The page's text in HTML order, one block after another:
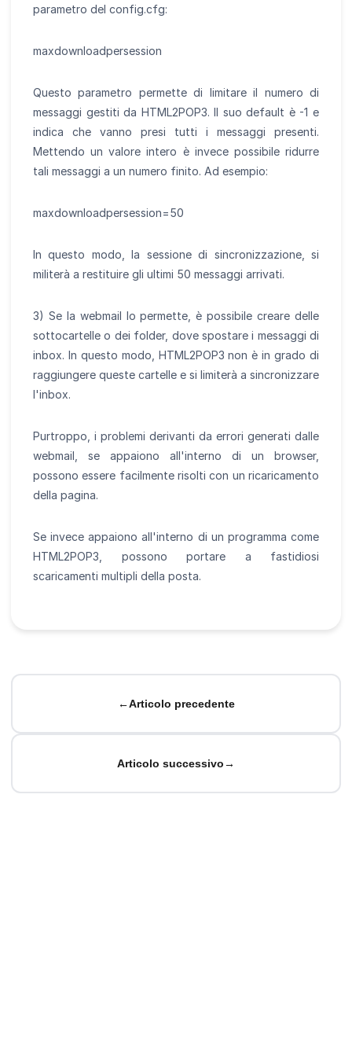
parametro del config.cfg:
maxdownloadpersession
Questo parametro permette di limitare il numero di
messaggi gestiti da HTML2POP3. Il suo default è -1 e
indica che vanno presi tutti i messaggi presenti.
Mettendo un valore intero è invece possibile ridurre
tali messaggi a un numero finito. Ad esempio:
maxdownloadpersession=50
In questo modo, la sessione di sincronizzazione, si
militerà a restituire gli ultimi 50 messaggi arrivati.
3) Se la webmail lo permette, è possibile creare delle
sottocartelle o dei folder, dove spostare i messaggi di
inbox. In questo modo, HTML2POP3 non è in grado di
raggiungere queste cartelle e si limiterà a sincronizzare
l'inbox.
Purtroppo, i problemi derivanti da errori generati dalle
webmail, se appaiono all'interno di un browser,
possono essere facilmente risolti con un ricaricamento
della pagina.
Se invece appaiono all'interno di un programma come
HTML2POP3, possono portare a fastidiosi
scaricamenti multipli della posta.
←Articolo precedente
Articolo successivo→